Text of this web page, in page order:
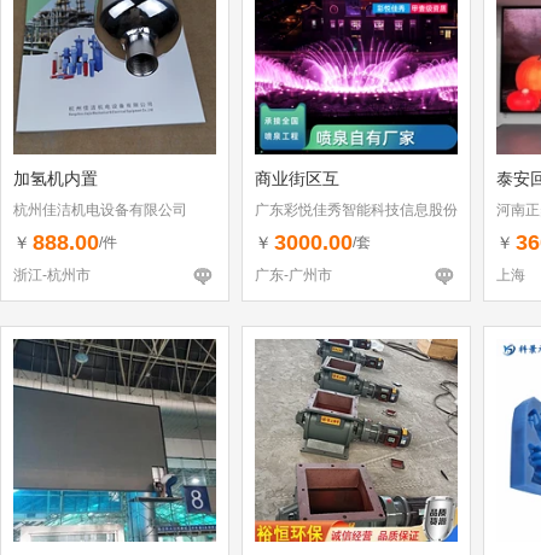
加氢机内置
杭州佳洁机电设备有限公司
￥ 888.00/件
浙江-杭州市
商业街区互
广东彩悦佳秀智能科技信息股份
有限公司
￥ 3000.00/套
广东-广州市
泰安
河南
￥
上海